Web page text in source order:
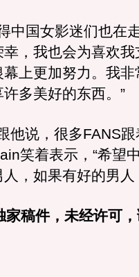
中国女影迷们也在
，我也会为喜欢
上更加努力。我
多美好的东西。”
说，很多FANS跟
笑着表示，“希望
，如果有好的男人
家稿件，未经许可